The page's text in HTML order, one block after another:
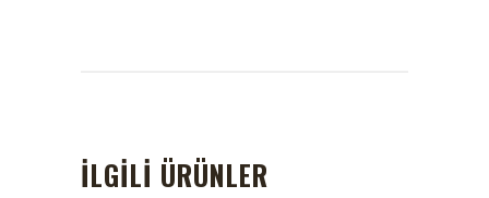
İLGILI ÜRÜNLER